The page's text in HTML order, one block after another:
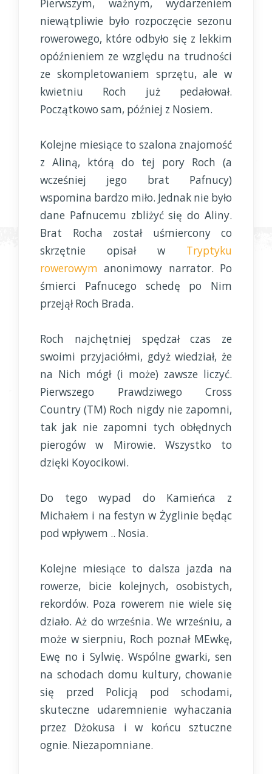
Pierwszym, ważnym, wydarzeniem
niewątpliwie było rozpoczęcie sezonu
rowerowego, które odbyło się z lekkim
opóźnieniem ze względu na trudności
ze skompletowaniem sprzętu, ale w
kwietniu Roch już pedałował.
Początkowo sam, później z Nosiem.
Kolejne miesiące to szalona znajomość
z Aliną, którą do tej pory Roch (a
wcześniej jego brat Pafnucy)
wspomina bardzo miło. Jednak nie było
dane Pafnucemu zbliżyć się do Aliny.
Brat Rocha został uśmiercony co
skrzętnie opisał w Tryptyku
rowerowym anonimowy narrator. Po
śmierci Pafnucego schedę po Nim
przejął Roch Brada.
Roch najchętniej spędzał czas ze
swoimi przyjaciółmi, gdyż wiedział, że
na Nich mógł (i może) zawsze liczyć.
Pierwszego Prawdziwego Cross
Country (TM) Roch nigdy nie zapomni,
tak jak nie zapomni tych obłędnych
pierogów w Mirowie. Wszystko to
dzięki Koyocikowi.
Do tego wypad do Kamieńca z
Michałem i na festyn w Żyglinie będąc
pod wpływem .. Nosia.
Kolejne miesiące to dalsza jazda na
rowerze, bicie kolejnych, osobistych,
rekordów. Poza rowerem nie wiele się
działo. Aż do września. We wrześniu, a
może w sierpniu, Roch poznał MEwkę,
Ewę no i Sylwię. Wspólne gwarki, sen
na schodach domu kultury, chowanie
się przed Policją pod schodami,
skuteczne udaremnienie wyhaczania
przez Dżokusa i w końcu sztuczne
ognie. Niezapomniane.